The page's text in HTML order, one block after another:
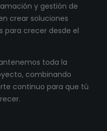
y gestión de
crear soluciones
para crecer desde el
toda la
combinando
continuo para que tú